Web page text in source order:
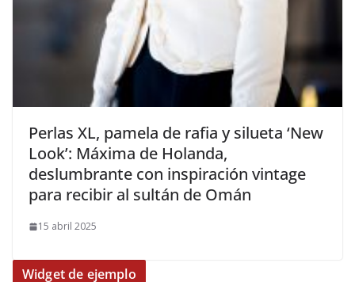
​Perlas XL, pamela de rafia y silueta ‘New
Look’: Máxima de Holanda,
deslumbrante con inspiración vintage
para recibir al sultán de Omán
15 abril 2025
Widget de ejemplo